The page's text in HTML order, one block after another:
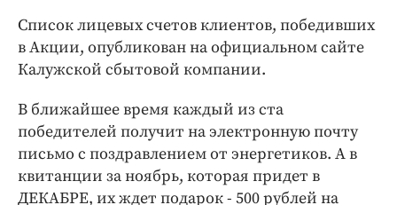
Список лицевых счетов клиентов, победивших
в Акции, опубликован на официальном сайте
Калужской сбытовой компании.
В ближайшее время каждый из ста
победителей получит на электронную почту
письмо с поздравлением от энергетиков. А в
квитанции за ноябрь, которая придет в
ДЕКАБРЕ, их ждет подарок - 500 рублей на